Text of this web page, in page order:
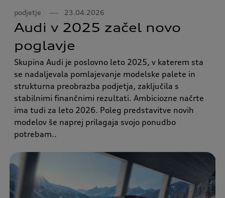
podjetje 23.04.2026
Audi v 2025 začel novo
poglavje
Skupina Audi je poslovno leto 2025, v katerem sta
se nadaljevala pomlajevanje modelske palete in
strukturna preobrazba podjetja, zaključila s
stabilnimi finančnimi rezultati. Ambiciozne načrte
ima tudi za leto 2026. Poleg predstavitve novih
modelov še naprej prilagaja svojo ponudbo
potrebam..